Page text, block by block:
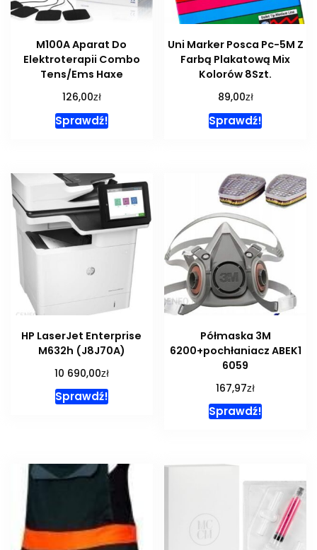
M100A Aparat Do
Elektroterapii Combo
Tens/Ems Haxe
126,00zł
Sprawdź!
Uni Marker Posca Pc-5M Z
Farbą Plakatową Mix
Kolorów 8Szt.
89,00zł
Sprawdź!
HP LaserJet Enterprise
M632h (J8J70A)
10 690,00zł
Sprawdź!
Półmaska 3M
6200+pochłaniacz ABEK1
6059
167,97zł
Sprawdź!